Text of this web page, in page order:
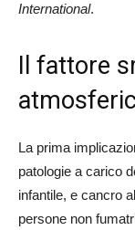
International.
Il fattore
La prima
patologie a carico
infantile, e cancro
persone non